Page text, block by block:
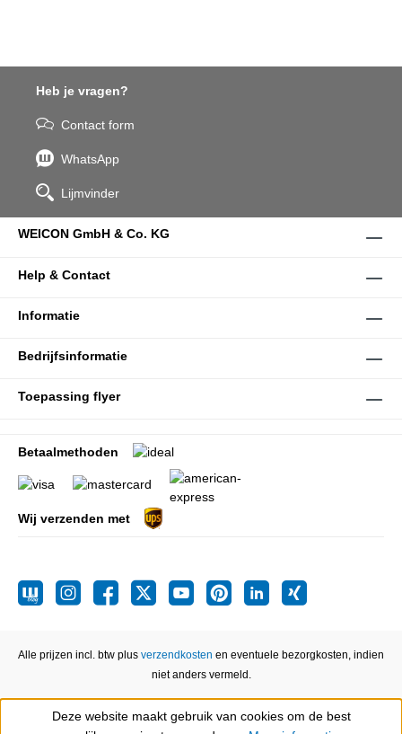
Heb je vragen?
Contact form
WhatsApp
Lijmvinder
WEICON GmbH & Co. KG
Help & Contact
Informatie
Bedrijfsinformatie
Toepassing flyer
Betaalmethoden
Wij verzenden met
Alle prijzen incl. btw plus verzendkosten en eventuele bezorgkosten, indien
niet anders vermeld.
Deze website maakt gebruik van cookies om de best